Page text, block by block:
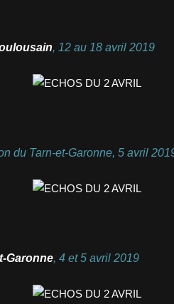
, 12 au 18 avril 2019
du Tarn-et-Garonne, 5 avril
Garonne, 4 et 5 avril 2019